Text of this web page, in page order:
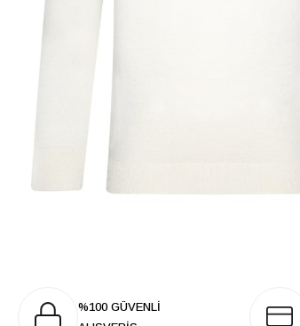
%100 GÜVENLİ